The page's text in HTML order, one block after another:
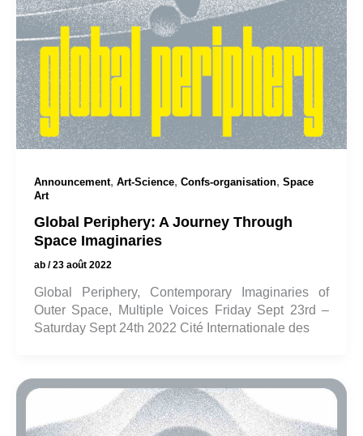
Announcement, Art-Science, Confs-organisation, Space
Art
Global Periphery: A Journey Through
Space Imaginaries
ab /23 août 2022
Global Periphery, Contemporary Imaginaries of
Outer Space, Multiple Voices Friday Sept 23rd –
Saturday Sept 24th 2022 Cité Internationale des